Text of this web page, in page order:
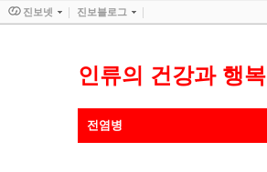
인류의 건강과 행복
전염병
진보넷 진보블로그